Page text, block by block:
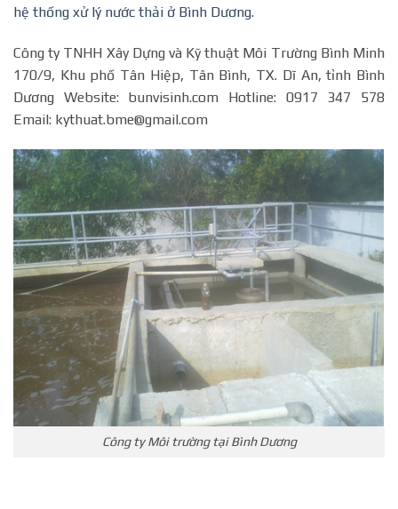
hệ thống xử lý nước thải ở Bình Dương.
Công ty TNHH Xây Dựng và Kỹ thuật Môi Trường Bình Minh
170/9, Khu phố Tân Hiệp, Tân Bình, TX. Dĩ An, tỉnh Bình
Dương Website: bunvisinh.com Hotline: 0917 347 578
Email: kythuat.bme@gmail.com
Công ty Môi trường tại Bình Dương